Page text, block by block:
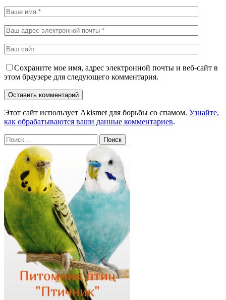
Сохраните мое имя, адрес электронной почты и веб-сайт в
этом браузере для следующего комментария.
Этот сайт использует Akismet для борьбы со спамом. Узнайте,
как обрабатываются ваши данные комментариев.